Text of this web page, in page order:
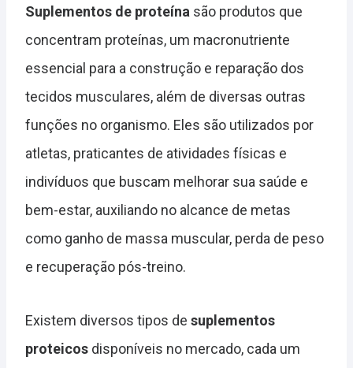
Suplementos de proteína são produtos que
concentram proteínas, um macronutriente
essencial para a construção e reparação dos
tecidos musculares, além de diversas outras
funções no organismo. Eles são utilizados por
atletas, praticantes de atividades físicas e
indivíduos que buscam melhorar sua saúde e
bem-estar, auxiliando no alcance de metas
como ganho de massa muscular, perda de peso
e recuperação pós-treino.
Existem diversos tipos de suplementos
proteicos disponíveis no mercado, cada um